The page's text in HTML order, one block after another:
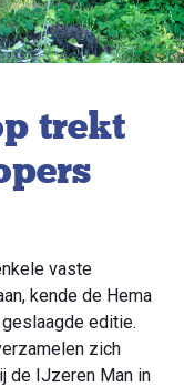
trekt
vaste
kende de Hema
editie.
zich
de IJzeren Man in